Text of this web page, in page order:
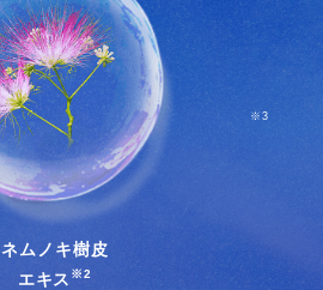
ネムノキ樹皮
エキス ※2
※3